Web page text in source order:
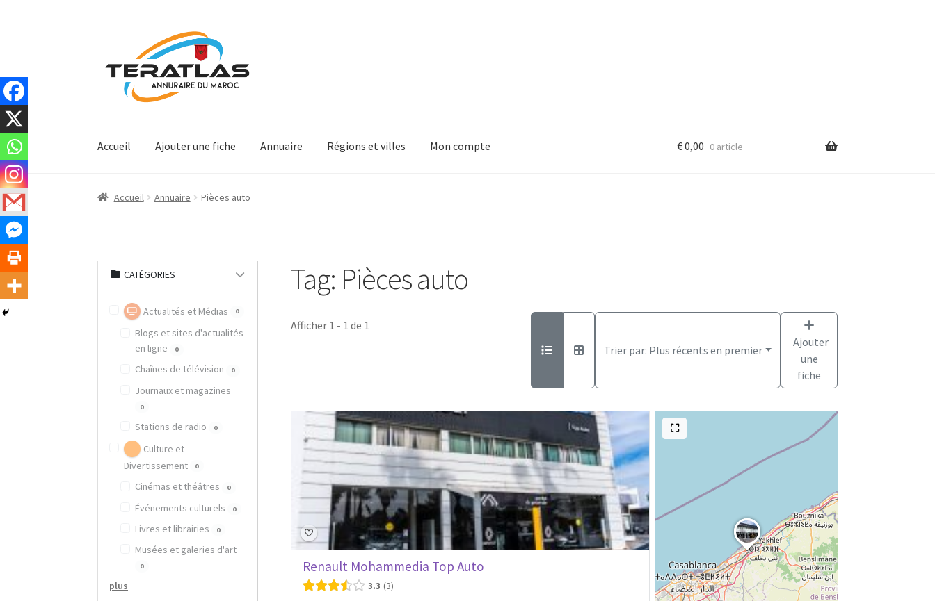
la
navigation
contenu
Accueil Ajouter une fiche Annuaire Régions et villes Mon compte €0,00 0 article
Accueil Annuaire Pièces auto
Tag: Pièces auto
Afficher 1 - 1 de 1
Trier par: Plus récents en premier
Ajouter
une
fiche
Renault Mohammedia Top Auto
3.3 3
CATÉGORIES
Actualités et Médias 0
Blogs et sites d'actualités
en ligne
0
Chaînes de télévision 0
Journaux et magazines
0
Stations de radio 0
Culture et
Divertissement
0
Cinémas et théâtres 0
Événements culturels 0
Livres et librairies 0
Musées et galeries d'art
0
plus